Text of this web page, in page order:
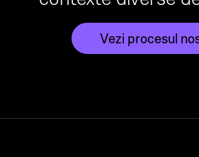
Vezi procesul